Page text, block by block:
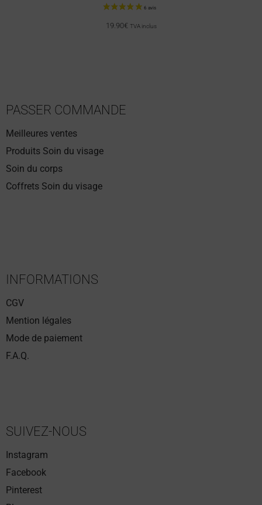
19.90€ TVA inclus
PASSER COMMANDE
Meilleures ventes
Produits Soin du visage
Soin du corps
Coffrets Soin du visage
INFORMATIONS
CGV
Mention légales
Mode de paiement
F.A.Q.
SUIVEZ-NOUS
Instagram
Facebook
Pinterest